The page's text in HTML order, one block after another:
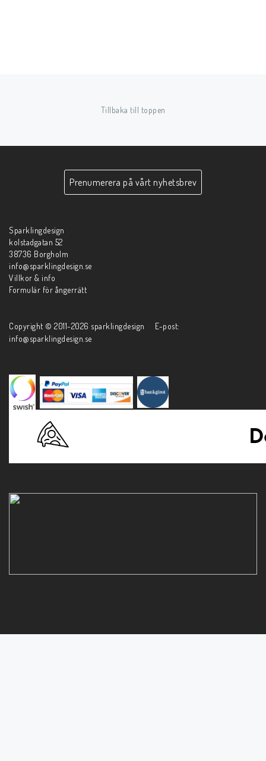
Tillbaka till toppen
Prenumerera på vårt nyhetsbrev
Sparklingdesign
kolstadgatan 52
38736 Borgholm
info@sparklingdesign.se
Villkor & info
Formulär för ångerrätt
Copyright © 2011-2026 sparklingdesign E-post:
info@sparklingdesign.se